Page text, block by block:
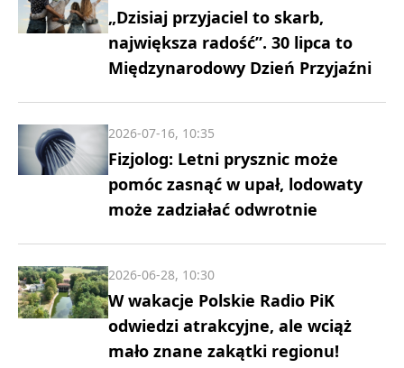
„Dzisiaj przyjaciel to skarb,
największa radość”. 30 lipca to
Międzynarodowy Dzień Przyjaźni
Fizjolog: Letni prysznic może
pomóc zasnąć w upał, lodowaty
może zadziałać odwrotnie
2026-07-16, 10:35
W wakacje Polskie Radio PiK
odwiedzi atrakcyjne, ale wciąż
mało znane zakątki regionu!
2026-06-28, 10:30